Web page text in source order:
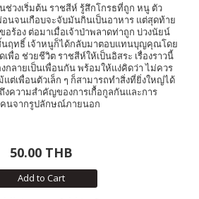
ช่วงเริ่มต้น ราชสีห์ รู้สึกโกรธที่ถูก หนู ตัว
นจนเกือบจะจับมันกินเป็นอาหาร แต่สุดท้าย
ร้อง ต่อมาเมื่อเจ้าป่าพลาดท่าถูก บ่วงนัยน์
ฤทธิ์ เจ้าหนูก็ได้กลับมาตอบแทนบุญคุณโดย
พื่อ ช่วยชีวิต ราชสีห์ให้เป็นอิสระ เรื่องราวนี้
กลายเป็นเพื่อนกัน พร้อมให้แง่คิดว่า ไม่ควร
ต่เพื่อนตัวเล็ก ๆ ก็สามารถทำสิ่งที่ยิ่งใหญ่ได้
งความสำคัญของการเกื้อกูลกันและการ
นจากรูปลักษณ์ภายนอก
50.00 THB
Add to Cart